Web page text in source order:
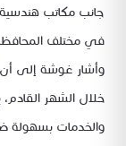
جانب مكاتب هندسية
في مختلف
وأشار غوشة إلى
خلال الشهر
والخدمات بسهولة